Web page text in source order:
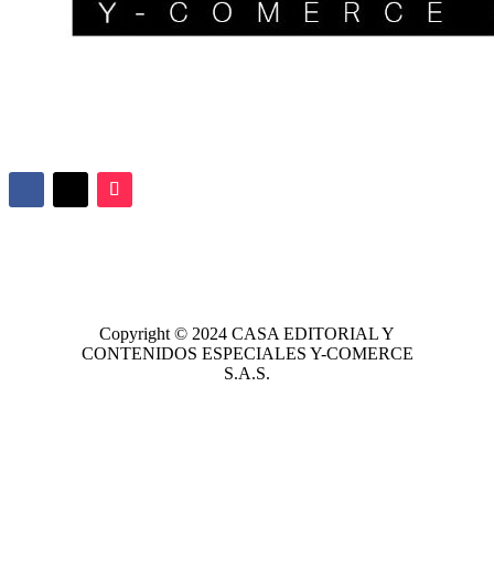
Copyright © 2024 CASA EDITORIALY
CONTENIDOS ESPECIALES Y-COMERCE
S.A.S.